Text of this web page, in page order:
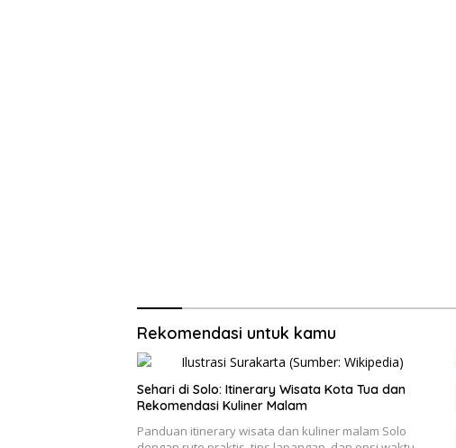
Rekomendasi untuk kamu
Sehari di Solo: Itinerary Wisata Kota Tua dan
Rekomendasi Kuliner Malam
Panduan itinerary wisata dan kuliner malam Solo